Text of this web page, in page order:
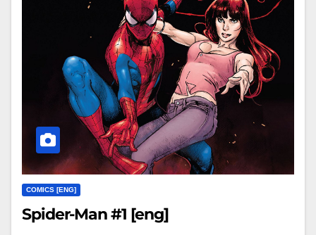
COMICS [ENG]
Spider-Man #1 [eng]